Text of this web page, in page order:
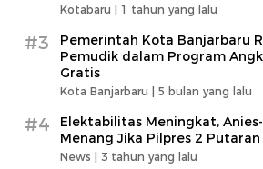
Kotabaru | 1 tahun yang lalu
#3
Pemerintah Kota Banjarbaru
Pemudik dalam Program
Gratis
Kota Banjarbaru | 5 bulan yang lalu
#4
Elektabilitas Meningkat,
Menang Jika Pilpres 2 Putaran
News | 3 tahun yang lalu